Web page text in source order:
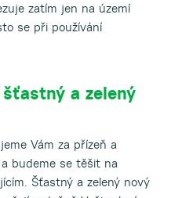
zatím jen na území
se při používání
a zelený
Vám za přízeň a
budeme se těšit na
Šťastný a zelený nový